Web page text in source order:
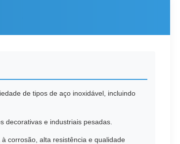
de tipos de aço inoxidável, incluindo
decorativas e industriais pesadas.
corrosão, alta resistência e qualidade